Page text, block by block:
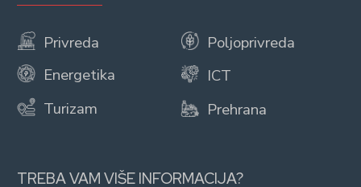
Privreda
Energetika
Turizam
Poljoprivreda
ICT
Prehrana
TREBA VAM VIŠE INFORMACIJA?